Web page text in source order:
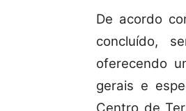
De acordo
concluído,
oferecendo
gerais e
Centro de